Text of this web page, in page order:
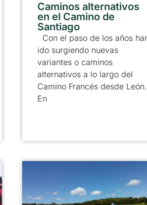
Caminos alternativos
en el Camino de
Santiago
Con el paso de los años
ido surgiendo nuevas
variantes o caminos
alternativos a lo largo del
Camino Francés desde León.
En